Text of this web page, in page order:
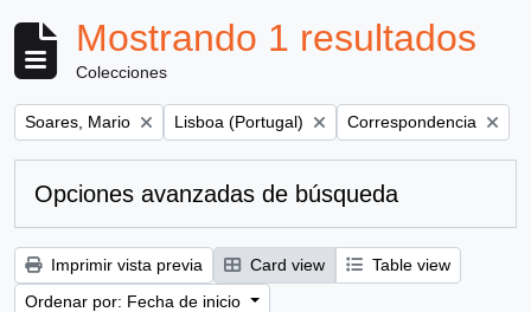
Mostrando 1 resultados
Colecciones
Remove filter:
Soares, Mario Remove filter:
Lisboa (Portugal) Remove filter:
Correspondencia
Opciones avanzadas de búsqueda
Imprimir vista previa Card view
Table view
Ordenar por: Fecha de inicio